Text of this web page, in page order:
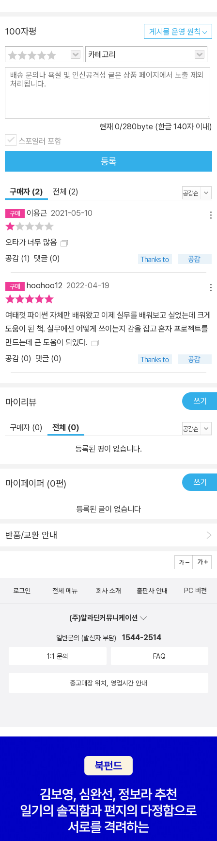
100자평 게시물 운영 원칙
카테고리
현재 0/280byte (한글 140자 이내)
스포일러 포함
등록
구매자 (2) 전체 (2)
이용근 2021-05-10
오타가 너무 많음
공감 (1) 댓글 (0)
hoohoo12 2022-04-19
여태껏 파이썬 자체만 배워왔고 이제 실무를 배워보고 싶었는데 크게
도움이 된 책. 실무에선 어떻게 쓰이는지 감을 잡고 혼자 프로젝트를
만드는데 큰 도움이 되었다.
공감 (0) 댓글 (0)
마이리뷰 쓰기
구매자 (0) 전체 (0)
등록된 평이 없습니다.
마이페이퍼 (0편) 쓰기
등록된 글이 없습니다
반품/교환 안내
로그인 전체 메뉴 회사 소개 출판사 안내 PC 버전
(주)알라딘커뮤니케이션
일반문의 (발신자 부담) 1544-2514
1:1 문의 FAQ
중고매장 위치, 영업시간 안내